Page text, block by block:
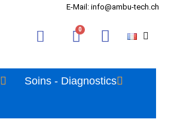
E-Mail: info@ambu-tech.ch
Soins - Diagnostics